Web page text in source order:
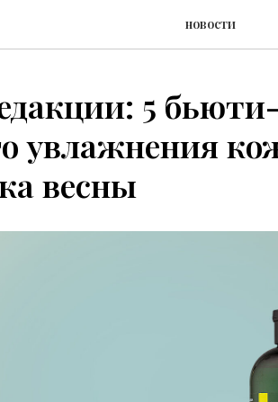
новости
5
увлажнения
весны